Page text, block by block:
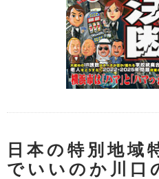
日本の特別地域
でいいのか川口